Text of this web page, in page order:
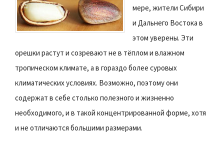
мере, жители Сибири
и Дальнего Востока в
этом уверены. Эти
орешки растут и созревают не в тёплом и влажном
тропическом климате, а в гораздо более суровых
климатических условиях. Возможно, поэтому они
содержат в себе столько полезного и жизненно
необходимого, и в такой концентрированной форме, хотя
и не отличаются большими размерами.